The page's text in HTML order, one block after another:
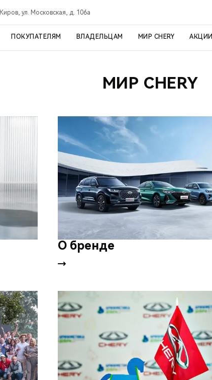
Киров, ул. Московская, д. 106а
ПОКУПАТЕЛЯМ ВЛАДЕЛЬЦАМ МИР CHERY АКЦИИ
МИР CHERY
О бренде